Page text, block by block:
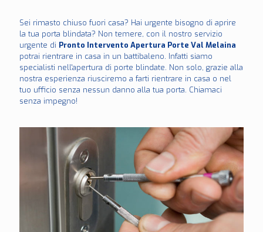
Sei rimasto chiuso fuori casa? Hai urgente bisogno di aprire
la tua porta blindata? Non temere, con il nostro servizio
urgente di Pronto Intervento Apertura Porte Val Melaina
potrai rientrare in casa in un battibaleno. Infatti siamo
specialisti nell'apertura di porte blindate. Non solo, grazie alla
nostra esperienza riusciremo a farti rientrare in casa o nel
tuo ufficio senza nessun danno alla tua porta. Chiamaci
senza impegno!